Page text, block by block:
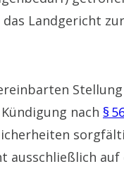
Landgericht
nach §
ausschließlich